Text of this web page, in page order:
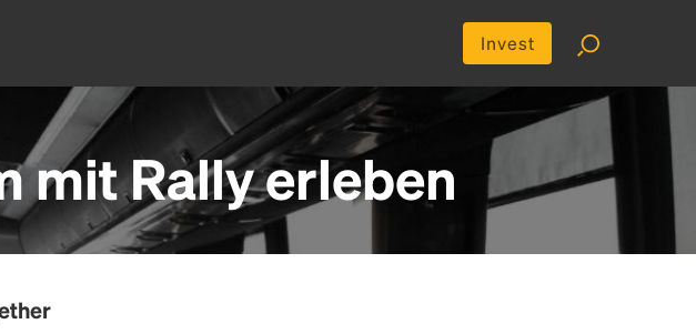
Invest
mit Rally erleben